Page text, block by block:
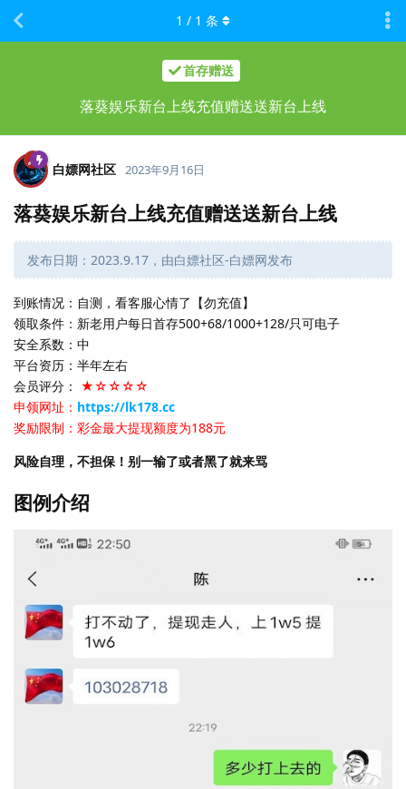
首存赠送
落葵娱乐新台上线充值赠送送新台上线
1 / 1 条
白嫖网社区 2023年9月16日
落葵娱乐新台上线充值赠送送新台上线
发布日期：2023.9.17，由白嫖社区-白嫖网发布
到账情况：自测，看客服心情了【勿充值】
领取条件：新老用户每日首存500+68/1000+128/只可电子
安全系数：中
平台资历：半年左右
会员评分： ★☆☆☆☆
申领网址： https://lk178.cc
奖励限制：彩金最大提现额度为188元
风险自理，不担保！别一输了或者黑了就来骂
图例介绍